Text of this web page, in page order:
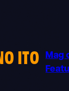
ITO
Mag